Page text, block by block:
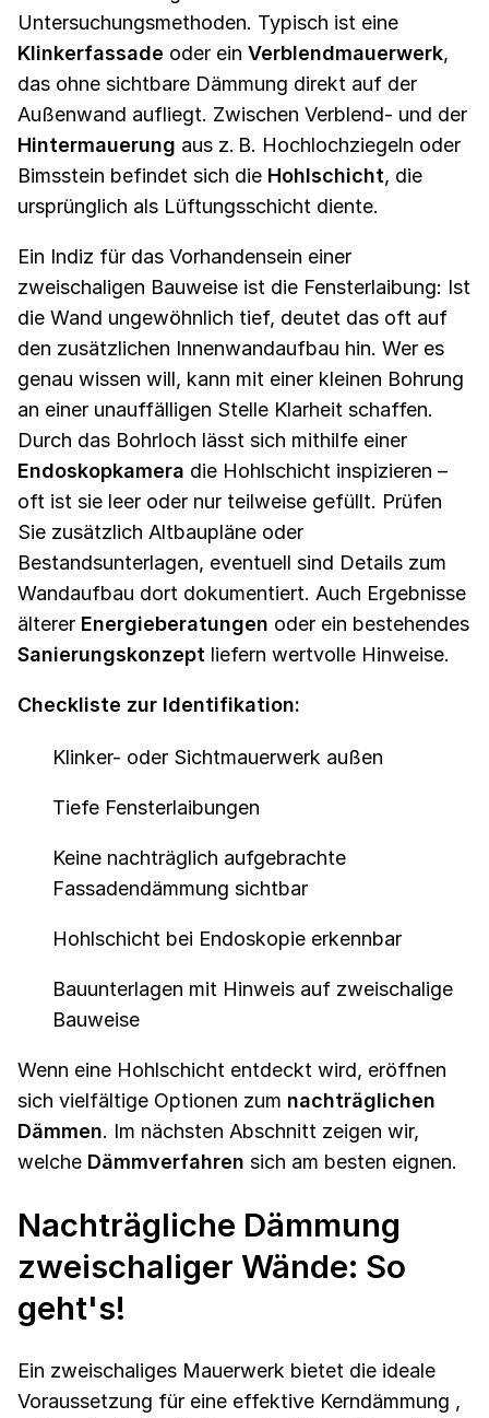
Untersuchungsmethoden. Typisch ist eine
Klinkerfassade oder ein Verblendmauerwerk,
das ohne sichtbare Dämmung direkt auf der
Außenwand aufliegt. Zwischen Verblend- und der
Hintermauerung aus z. B. Hochlochziegeln oder
Bimsstein befindet sich die Hohlschicht, die
ursprünglich als Lüftungsschicht diente.
Ein Indiz für das Vorhandensein einer
zweischaligen Bauweise ist die Fensterlaibung: Ist
die Wand ungewöhnlich tief, deutet das oft auf
den zusätzlichen Innenwandaufbau hin. Wer es
genau wissen will, kann mit einer kleinen Bohrung
an einer unauffälligen Stelle Klarheit schaffen.
Durch das Bohrloch lässt sich mithilfe einer
Endoskopkamera die Hohlschicht inspizieren –
oft ist sie leer oder nur teilweise gefüllt. Prüfen
Sie zusätzlich Altbaupläne oder
Bestandsunterlagen, eventuell sind Details zum
Wandaufbau dort dokumentiert. Auch Ergebnisse
älterer Energieberatungen oder ein bestehendes
Sanierungskonzept liefern wertvolle Hinweise.
Checkliste zur Identifikation:
Klinker- oder Sichtmauerwerk außen
Tiefe Fensterlaibungen
Keine nachträglich aufgebrachte
Fassadendämmung sichtbar
Hohlschicht bei Endoskopie erkennbar
Bauunterlagen mit Hinweis auf zweischalige
Bauweise
Wenn eine Hohlschicht entdeckt wird, eröffnen
sich vielfältige Optionen zum nachträglichen
Dämmen. Im nächsten Abschnitt zeigen wir,
welche Dämmverfahren sich am besten eignen.
Nachträgliche Dämmung
zweischaliger Wände: So
geht's!
Ein zweischaliges Mauerwerk bietet die ideale
Voraussetzung für eine effektive Kerndämmung ,